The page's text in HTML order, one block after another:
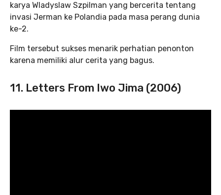
karya Wladyslaw Szpilman yang bercerita tentang
invasi Jerman ke Polandia pada masa perang dunia
ke-2.
Film tersebut sukses menarik perhatian penonton
karena memiliki alur cerita yang bagus.
11. Letters From Iwo Jima (2006)